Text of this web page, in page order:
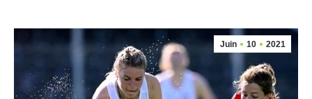
Juin 10 2021